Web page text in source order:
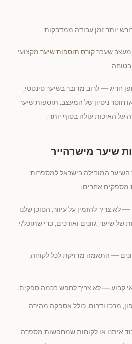
יותר זמן עבודה ממדבקות
שעברקורס תוספות שיער מקצועי
חריג — לרוב מדובר בשיער סינטטי,
חוסר ניסיון של המעצב. תוספות שיער
על האיכות עולה בסוף יותר.
שיער מישרהייר
השיער המובילה בישראל למספרות
מספקים אחרים:
— לא צריך להזמין על עיוור. הסוכן שלנו
של שיער, גוונים ואורכים, כדי שתוכל/י
— התאמה מדויקת לכל לקוחה,
קבוע — לא צריך לחפש בכמה ספקים.
מרכז ודרום, כולל אספקה מהירה.
איתנו או לקוחות שמחפשות מספרה